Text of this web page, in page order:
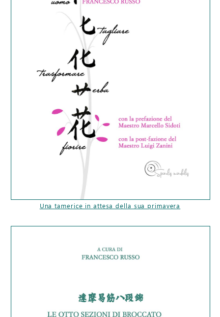
Una tamerice in attesa della sua primavera